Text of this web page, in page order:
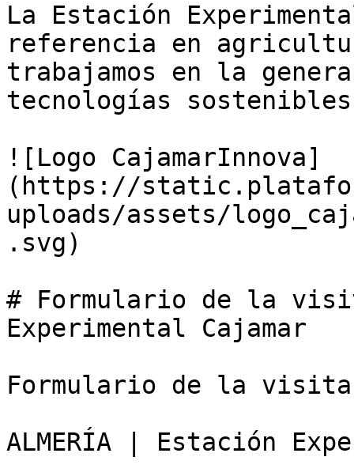
La Estación
referencia en
trabajamos en la
tecnologías sostenibles
![Logo CajamarInnova]
(https://
uploads/assets/
.svg)
# Formulario de la
Experimental Cajamar
Formulario de la visita
ALMERÍA | Estación